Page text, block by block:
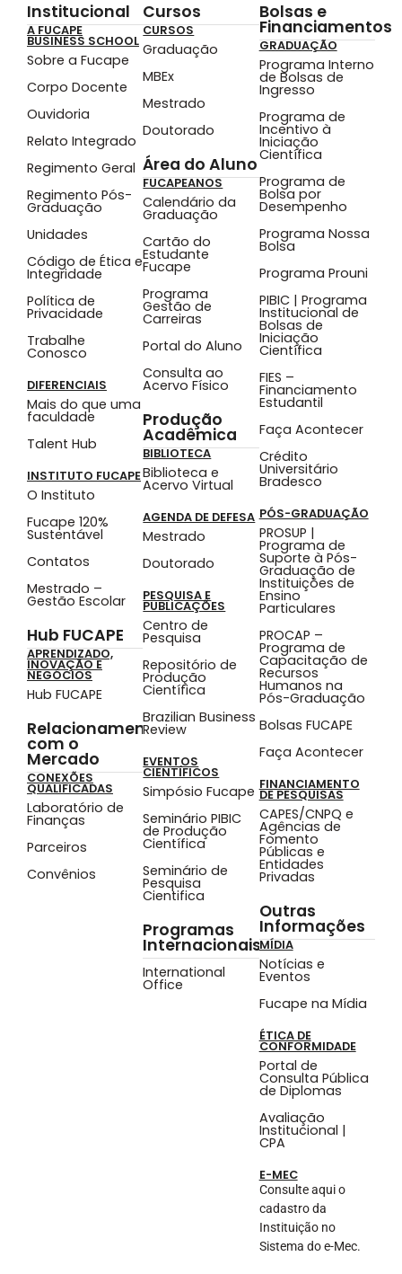
Institucional
A FUCAPE
BUSINESS SCHOOL
Sobre a Fucape
Corpo Docente
Ouvidoria
Relato Integrado
Regimento Geral
Regimento Pós-
Graduação
Unidades
Código de Ética e
Integridade
Política de
Privacidade
Trabalhe
Conosco
DIFERENCIAIS
Mais do que uma
faculdade
Talent Hub
INSTITUTO FUCAPE
O Instituto
Fucape 120%
Sustentável
Contatos
Mestrado –
Gestão Escolar
Hub FUCAPE
APRENDIZADO,
INOVAÇÃO E
NEGÓCIOS
Hub FUCAPE
Relacionamento
com o
Mercado
CONEXÕES
QUALIFICADAS
Laboratório de
Finanças
Parceiros
Convênios
Cursos
CURSOS
Graduação
MBEx
Mestrado
Doutorado
Área do Aluno
FUCAPEANOS
Calendário da
Graduação
Cartão do
Estudante
Fucape
Programa
Gestão de
Carreiras
Portal do Aluno
Consulta ao
Acervo Físico
Produção
Acadêmica
BIBLIOTECA
Biblioteca e
Acervo Virtual
AGENDA DE DEFESA
Mestrado
Doutorado
PESQUISA E
PUBLICAÇÕES
Centro de
Pesquisa
Repositório de
Produção
Científica
Brazilian Business
Review
EVENTOS
CIENTÍFICOS
Simpósio Fucape
Seminário PIBIC
de Produção
Científica
Seminário de
Pesquisa
Cientifica
Programas
Internacionais
International
Office
Bolsas e
Financiamentos
GRADUAÇÃO
Programa Interno
de Bolsas de
Ingresso
Programa de
Incentivo à
Iniciação
Científica
Programa de
Bolsa por
Desempenho
Programa Nossa
Bolsa
Programa Prouni
PIBIC | Programa
Institucional de
Bolsas de
Iniciação
Científica
FIES –
Financiamento
Estudantil
Faça Acontecer
Crédito
Universitário
Bradesco
PÓS-GRADUAÇÃO
PROSUP |
Programa de
Suporte à Pós-
Graduação de
Instituições de
Ensino
Particulares
PROCAP –
Programa de
Capacitação de
Recursos
Humanos na
Pós-Graduação
Bolsas FUCAPE
Faça Acontecer
FINANCIAMENTO
DE PESQUISAS
CAPES/CNPQ e
Agências de
Fomento
Públicas e
Entidades
Privadas
Outras
Informações
MÍDIA
Notícias e
Eventos
Fucape na Mídia
ÉTICA DE
CONFORMIDADE
Portal de
Consulta Pública
de Diplomas
Avaliação
Institucional |
CPA
E-MEC
Consulte aqui o
cadastro da
Instituição no
Sistema do e-Mec.